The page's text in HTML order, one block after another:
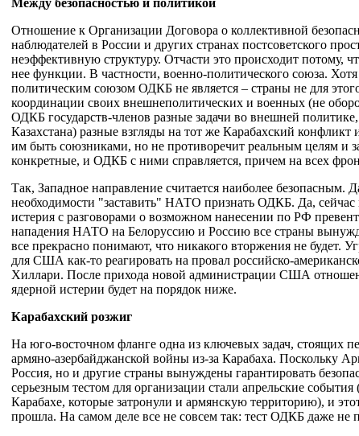
Между безопасностью и политикой
Отношение к Организации Договора о коллективной
наблюдателей в России и других странах постсоветского
неэффективную структуру. Отчасти это происходит потому,
нее функции. В частности, военно-политического союза.
политическим союзом ОДКБ не является – страны не для
координации своих внешнеполитических и военных (не
ОДКБ государств-членов разные задачи во внешней
Казахстана) разные взгляды на тот же Карабахский
им быть союзниками, но не противоречит реальным целям и
конкретные, и ОДКБ с ними справляется, причем на всех
Так, Западное направление считается наиболее безопасным.
необходимости "заставить" НАТО признать ОДКБ. Да, сейчас
истерия с разговорами о возможном нанесении по РФ
нападения НАТО на Белоруссию и Россию все страны
все прекрасно понимают, что никакого вторжения не будет.
для США как-то реагировать на провал российско-
Хиллари. После прихода новой администрации США
ядерной истерии будет на порядок ниже.
Карабахский розжиг
На юго-восточном фланге одна из ключевых задач, стоящих
армяно-азербайджанской войны из-за Карабаха. Поскольку
Россия, но и другие страны вынуждены гарантировать
серьезным тестом для организации стали апрельские
Карабахе, которые затронули и армянскую территорию), и
прошла. На самом деле все не совсем так: тест ОДКБ даже не